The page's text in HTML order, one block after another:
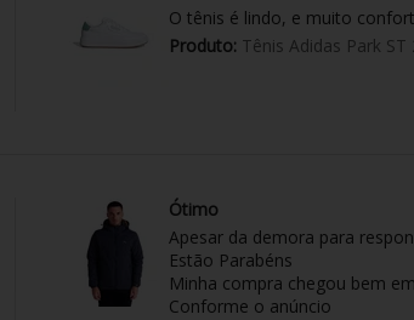
O tênis é lindo, e muito
Produto: Tênis Adidas Park
Ótimo
Apesar da demora para
Estão Parabéns
Minha compra chegou bem
Conforme o anúncio